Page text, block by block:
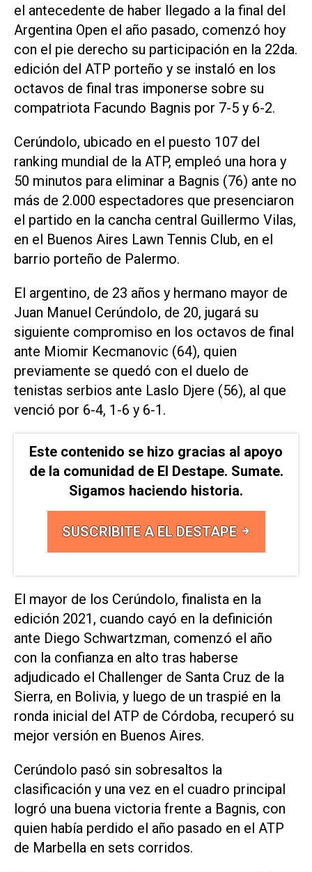
el antecedente de haber llegado a la final del
Argentina Open el año pasado, comenzó hoy
con el pie derecho su participación en la 22da.
edición del ATP porteño y se instaló en los
octavos de final tras imponerse sobre su
compatriota Facundo Bagnis por 7-5 y 6-2.
Cerúndolo, ubicado en el puesto 107 del
ranking mundial de la ATP, empleó una hora y
50 minutos para eliminar a Bagnis (76) ante no
más de 2.000 espectadores que presenciaron
el partido en la cancha central Guillermo Vilas,
en el Buenos Aires Lawn Tennis Club, en el
barrio porteño de Palermo.
El argentino, de 23 años y hermano mayor de
Juan Manuel Cerúndolo, de 20, jugará su
siguiente compromiso en los octavos de final
ante Miomir Kecmanovic (64), quien
previamente se quedó con el duelo de
tenistas serbios ante Laslo Djere (56), al que
venció por 6-4, 1-6 y 6-1.
Este contenido se hizo gracias al apoyo
de la comunidad de El Destape. Sumate.
Sigamos haciendo historia.
SUSCRIBITE A EL DESTAPE
El mayor de los Cerúndolo, finalista en la
edición 2021, cuando cayó en la definición
ante Diego Schwartzman, comenzó el año
con la confianza en alto tras haberse
adjudicado el Challenger de Santa Cruz de la
Sierra, en Bolivia, y luego de un traspié en la
ronda inicial del ATP de Córdoba, recuperó su
mejor versión en Buenos Aires.
Cerúndolo pasó sin sobresaltos la
clasificación y una vez en el cuadro principal
logró una buena victoria frente a Bagnis, con
quien había perdido el año pasado en el ATP
de Marbella en sets corridos.